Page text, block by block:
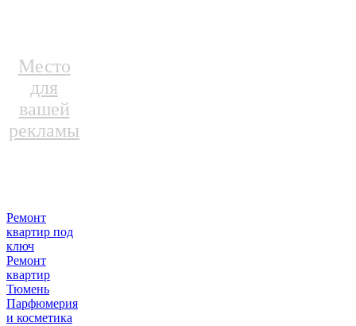
Место
для
вашей
рекламы
Ремонт
квартир под
ключ
Ремонт
квартир
Тюмень
Парфюмерия
и косметика